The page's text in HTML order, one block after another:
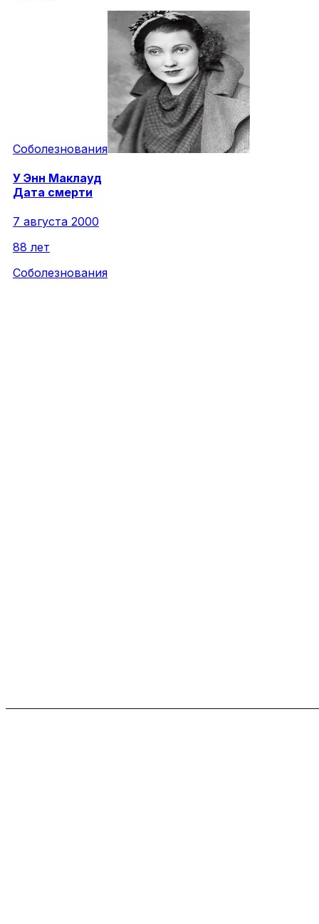
Соболезнования
У Энн Маклауд
Дата смерти
7 августа 2000
88 лет
Соболезнования